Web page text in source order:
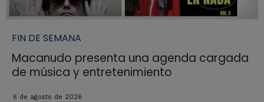
FIN DE SEMANA
Macanudo presenta una agenda cargada
de música y entretenimiento
6 de agosto de 2026